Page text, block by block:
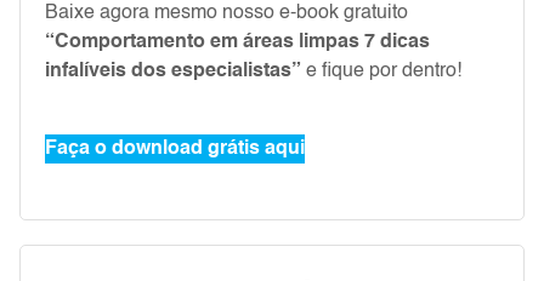
Baixe agora mesmo nosso e-book gratuito
“Comportamento em áreas limpas 7 dicas
infalíveis dos especialistas” e fique por dentro!
Faça o download grátis aqui